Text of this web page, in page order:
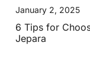
January 2, 2025
6 Tips for
Jepara